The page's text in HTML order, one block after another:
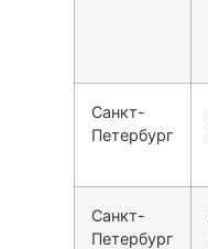
Санкт-
Петербург
Санкт-
Петербург